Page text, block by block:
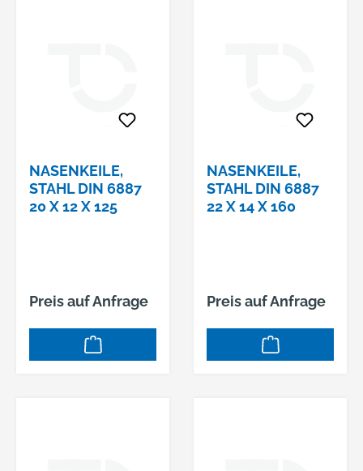
NASENKEILE,
STAHL DIN 6887
20 X 12 X 125
Preis auf Anfrage
NASENKEILE,
STAHL DIN 6887
22 X 14 X 160
Preis auf Anfrage